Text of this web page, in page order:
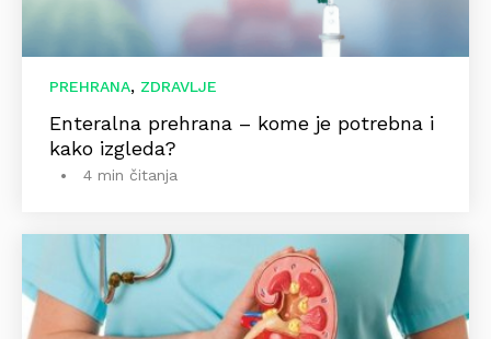
PREHRANA, ZDRAVLJE
Enteralna prehrana – kome je potrebna i
kako izgleda?
4 min čitanja